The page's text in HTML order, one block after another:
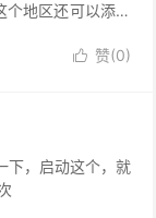
地区还可以添加
 赞(0)
下，启动这个，就